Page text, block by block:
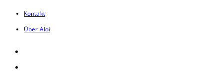
Zum
Kontakt
Über Aloi